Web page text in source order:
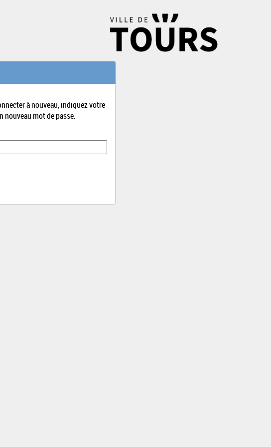
à nouveau, indiquez votre
nouveau mot de passe.